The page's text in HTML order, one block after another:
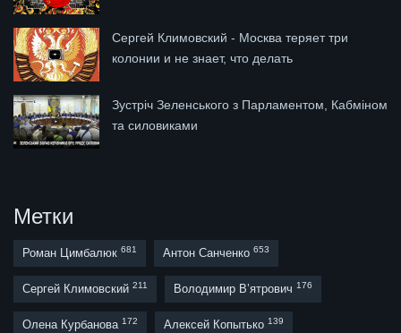
Сергей Климовский - Москва теряет три
колонии и не знает, что делать
Зустріч Зеленського з Парламентом, Кабміном
та силовиками
Метки
Роман Цимбалюк 681 Антон Санченко 653
Сергей Климовский 211 Володимир В’ятрович 176
Олена Курбанова 172 Алексей Копытько 139